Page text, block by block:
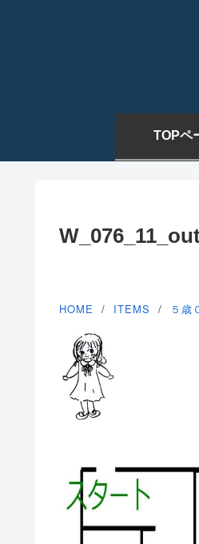
TOPペ
HOME ITEMS ５歳